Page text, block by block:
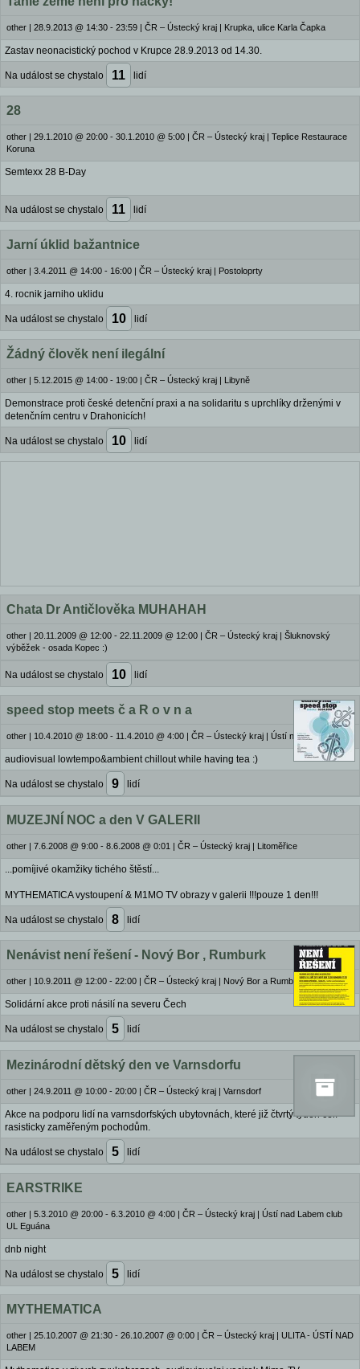
other | 28.9.2013 @ 14:30 - 23:59 | ČR – Ústecký kraj | Krupka, ulice Karla Čapka
Zastav neonacistický pochod v Krupce 28.9.2013 od 14.30.
Na událost se chystalo 11 lidí
28
other | 29.1.2010 @ 20:00 - 30.1.2010 @ 5:00 | ČR – Ústecký kraj | Teplice Restaurace
Koruna
Semtexx 28 B-Day
Na událost se chystalo 11 lidí
Jarní úklid bažantnice
other | 3.4.2011 @ 14:00 - 16:00 | ČR – Ústecký kraj | Postoloprty
4. rocnik jarniho uklidu
Na událost se chystalo 10 lidí
Žádný člověk není ilegální
other | 5.12.2015 @ 14:00 - 19:00 | ČR – Ústecký kraj | Libyně
Demonstrace proti české detenční praxi a na solidaritu s uprchlíky drženými v
detenčním centru v Drahonicích!
Na událost se chystalo 10 lidí
Chata Dr Antičlověka MUHAHAH
other | 20.11.2009 @ 12:00 - 22.11.2009 @ 12:00 | ČR – Ústecký kraj | Šluknovský
výběžek - osada Kopec :)
Na událost se chystalo 10 lidí
speed stop meets č a R o v n a
other | 10.4.2010 @ 18:00 - 11.4.2010 @ 4:00 | ČR – Ústecký kraj | Ústí nad Labem
audiovisual lowtempo&ambient chillout while having tea :)
Na událost se chystalo 9 lidí
MUZEJNÍ NOC a den V GALERII
other | 7.6.2008 @ 9:00 - 8.6.2008 @ 0:01 | ČR – Ústecký kraj | Litoměřice
...pomíjivé okamžiky tichého štěstí...
MYTHEMATICA vystoupení & M1MO TV obrazy v galerii !!!pouze 1 den!!!
Na událost se chystalo 8 lidí
Nenávist není řešení - Nový Bor , Rumburk
other | 10.9.2011 @ 12:00 - 22:00 | ČR – Ústecký kraj | Nový Bor a Rumburk
Solidární akce proti násilí na severu Čech
Na událost se chystalo 5 lidí
Mezinárodní dětský den ve Varnsdorfu
other | 24.9.2011 @ 10:00 - 20:00 | ČR – Ústecký kraj | Varnsdorf
Akce na podporu lidí na varnsdorfských ubytovnách, které již čtvrtý týden čelí
rasisticky zaměřeným pochodům.
Na událost se chystalo 5 lidí
EARSTRIKE
other | 5.3.2010 @ 20:00 - 6.3.2010 @ 4:00 | ČR – Ústecký kraj | Ústí nad Labem club
UL Eguána
dnb night
Na událost se chystalo 5 lidí
MYTHEMATICA
other | 25.10.2007 @ 21:30 - 26.10.2007 @ 0:00 | ČR – Ústecký kraj | ULITA - ÚSTÍ NAD
LABEM